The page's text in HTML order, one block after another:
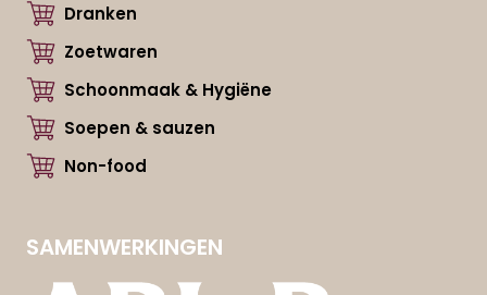
Dranken
Zoetwaren
Schoonmaak & Hygiëne
Soepen & sauzen
Non-food
SAMENWERKINGEN